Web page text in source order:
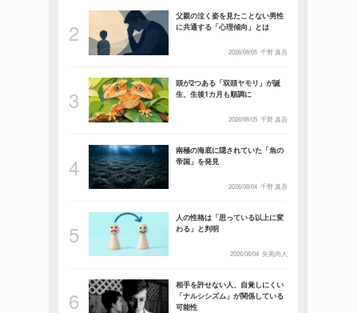
父親の泣く姿を見たことない男性
に共通する「心理傾向」とは
2026/08/05 千野 真吾
頭が2つある「双頭ヤモリ」が誕
生、生後1カ月も順調に
2026/08/05 千野 真吾
南極の海底に隠されていた「魚の
帝国」を発見
2026/08/04 千野 真吾
人の性格は「思っている以上に変
わる」と判明
2026/08/04 矢黒尚人
相手を許せない人、自覚しにくい
「ナルシシズム」が関係している
可能性